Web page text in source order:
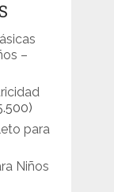
–
para
Niños